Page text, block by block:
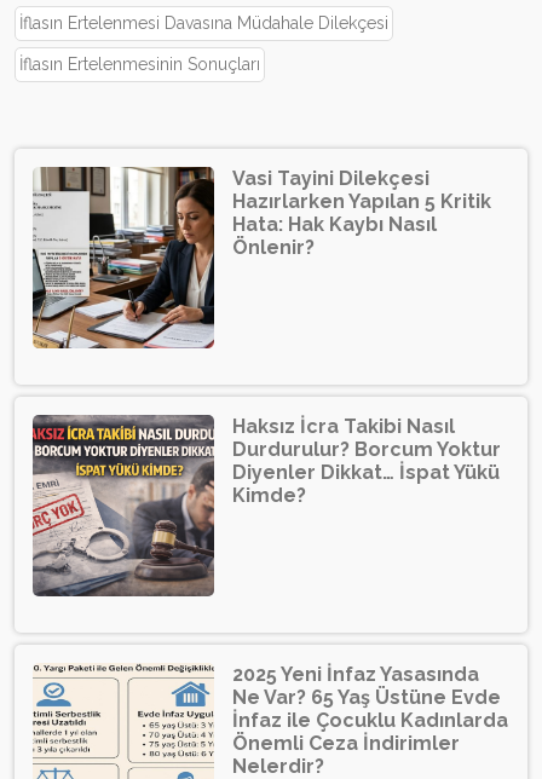
İflasın Ertelenmesi Davasına Müdahale Dilekçesi
İflasın Ertelenmesinin Sonuçları
Vasi Tayini Dilekçesi
Hazırlarken Yapılan 5 Kritik
Hata: Hak Kaybı Nasıl
Önlenir?
Haksız İcra Takibi Nasıl
Durdurulur? Borcum Yoktur
Diyenler Dikkat… İspat Yükü
Kimde?
2025 Yeni İnfaz Yasasında
Ne Var? 65 Yaş Üstüne Evde
İnfaz ile Çocuklu Kadınlarda
Önemli Ceza İndirimler
Nelerdir?